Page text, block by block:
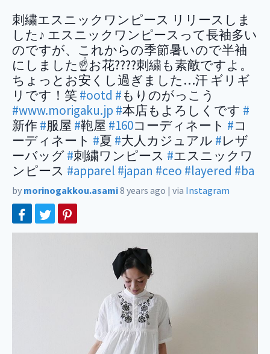
刺繍エスニックワンピース リリースしま
した♪ エスニックワンピースって長袖多い
のですが、これからの季節暑いので半袖
にしました☝️お花????刺繍も素敵ですよ。
ちょっとお安くし過ぎました…汗 ギリギ
リです！笑 #ootd #もりのがっこう
#www.morigaku.jp #本店もよろしくです #
新作#服屋 #鞄屋 #160コーディネート #コ
ーディネート #夏 #大人カジュアル #レザ
ーバッグ#刺繍ワンピース #エスニックワ
ンピース #apparel #japan #ceo #layered #ba
by morinogakkou.asami8 years ago | via Instagram